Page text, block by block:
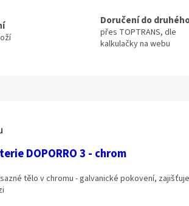
Doručení do
přes TOPTRANS, dle
kalkulačky na webu
DOPORRO 3 - chrom
tělo v chromu - galvanické pokovení, zajišťuje